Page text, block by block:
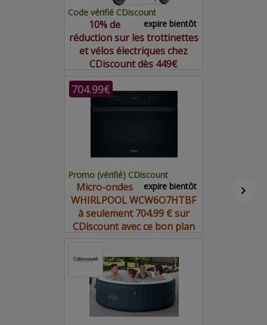
Code vérifié CDiscount
expire bientôt
10% de
réduction sur les trottinettes
et vélos électriques chez
CDiscount dès 449€
704.99€
Promo (vérifié) CDiscount
expire bientôt
Micro-ondes
WHIRLPOOL WCW6O7HTBF
à seulement 704.99 € sur
CDiscount avec ce bon plan